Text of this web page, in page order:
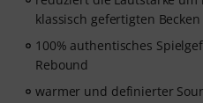
klassisch gefertigten Becken
100% authentisches
Rebound
warmer und definierter